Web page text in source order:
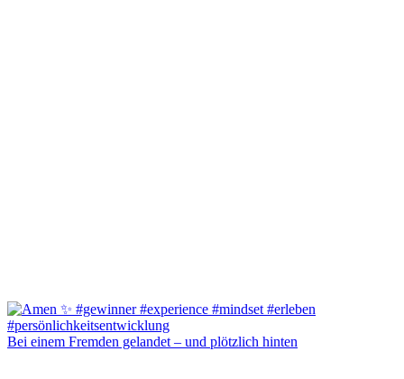
Bei einem Fremden gelandet – und plötzlich hinten